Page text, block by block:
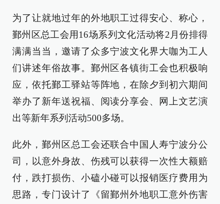
为了让就地过年的外地职工过得安心、称心，
鄞州区总工会用16场系列文化活动将2月份排得
满满当当，邀请了众多宁波文化界大咖为工人
们讲述年俗故事。鄞州区各镇街工会也积极响
应，依托鄞工驿站等阵地，在除夕到初六期间
举办了新年送祝福、阅读分享会、网上文艺演
出等新年系列活动500多场。
此外，鄞州区总工会还联合中国人寿宁波分公
司，以意外身故、伤残可以获得一次性大额赔
付，跌打损伤、小磕小碰可以报销医疗费用为
思路，专门设计了《留鄞州外地职工意外伤害